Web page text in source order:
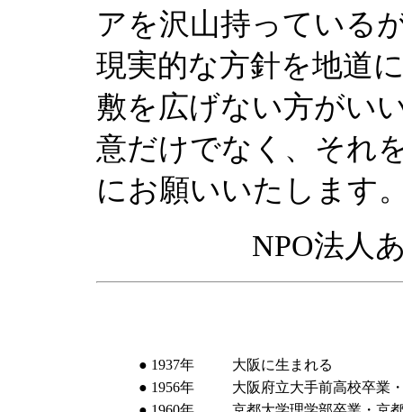
アを沢山持っている
現実的な方針を地道
敷を広げない方がい
意だけでなく、それ
にお願いいたします
NPO法人
● 1937年
大阪に生まれる
● 1956年
大阪府立大手前高校卒業